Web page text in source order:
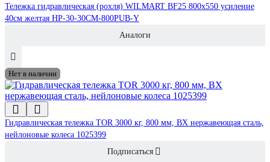
Тележка гидравлическая (рохля) WILMART BF25 800x550 усиление
40см желтая HP-30-30CM-800PUB-Y
Аналоги
Нет в наличии
Гидравлическая тележка TOR 3000 кг, 800 мм, BX нержавеющая сталь,
нейлоновые колеса 1025399
Подписаться